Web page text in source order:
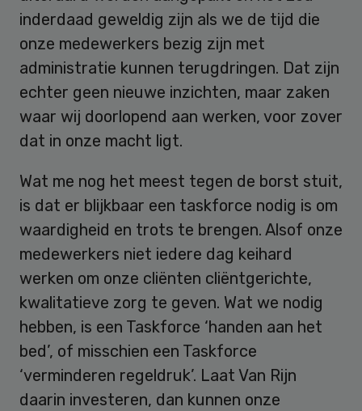
inderdaad geweldig zijn als we de tijd die
onze medewerkers bezig zijn met
administratie kunnen terugdringen. Dat zijn
echter geen nieuwe inzichten, maar zaken
waar wij doorlopend aan werken, voor zover
dat in onze macht ligt.
Wat me nog het meest tegen de borst stuit,
is dat er blijkbaar een taskforce nodig is om
waardigheid en trots te brengen. Alsof onze
medewerkers niet iedere dag keihard
werken om onze cliënten cliëntgerichte,
kwalitatieve zorg te geven. Wat we nodig
hebben, is een Taskforce ‘handen aan het
bed’, of misschien een Taskforce
‘verminderen regeldruk’. Laat Van Rijn
daarin investeren, dan kunnen onze